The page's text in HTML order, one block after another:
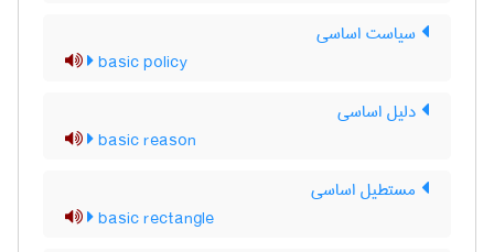
سیاست اساسی
basic policy
دلیل اساسی
basic reason
مستطیل اساسی
basic rectangle